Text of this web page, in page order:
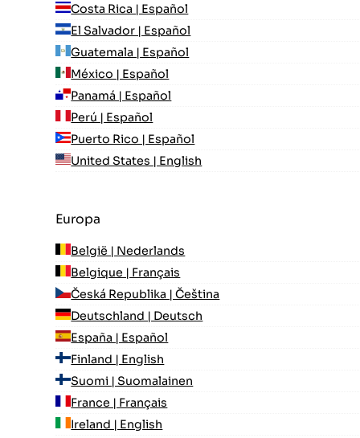
Costa Rica | Español
El Salvador | Español
Guatemala | Español
México | Español
Panamá | Español
Perú | Español
Puerto Rico | Español
United States | English
Europa
België | Nederlands
Belgique | Français
Česká Republika | Čeština
Deutschland | Deutsch
España | Español
Finland | English
Suomi | Suomalainen
France | Français
Ireland | English